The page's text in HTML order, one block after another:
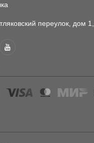
переулок, дом